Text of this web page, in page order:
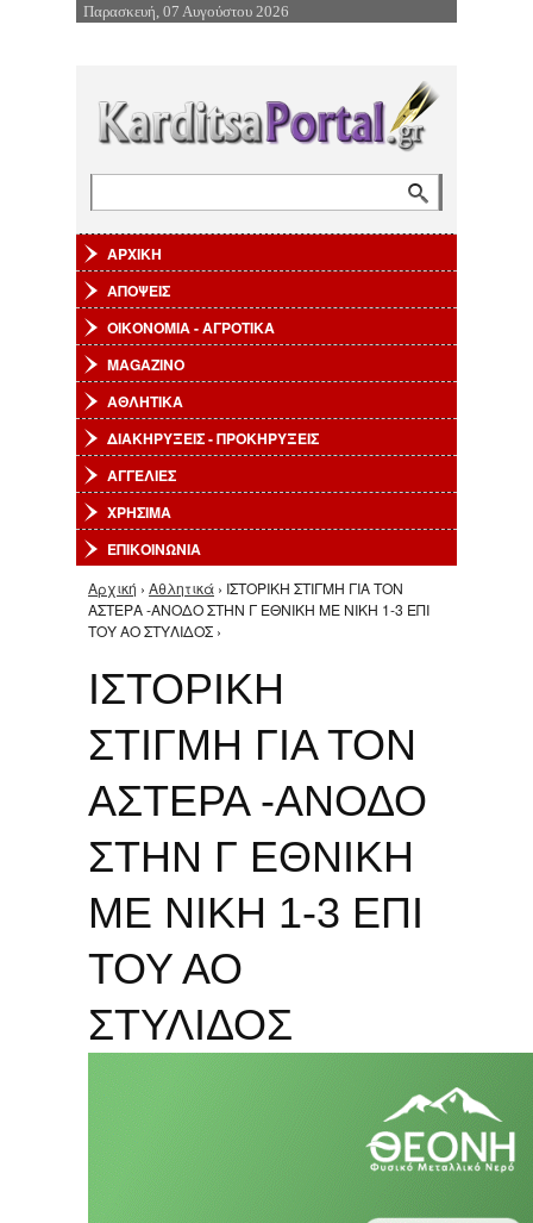
Επιστροφή στην Πλοήγηση
Παρασκευή, 07 Αυγούστου 2026
ΑΡΧΙΚΗ
ΑΠΟΨΕΙΣ
ΟΙΚΟΝΟΜΙΑ - ΑΓΡΟΤΙΚΑ
MAGAZINO
ΑΘΛΗΤΙΚΑ
ΔΙΑΚΗΡΥΞΕΙΣ - ΠΡΟΚΗΡΥΞΕΙΣ
ΑΓΓΕΛΙΕΣ
ΧΡΗΣΙΜΑ
ΕΠΙΚΟΙΝΩΝΙΑ
Είστε εδώ
Αρχική › Αθλητικά › ΙΣΤΟΡΙΚΗ ΣΤΙΓΜΗ ΓΙΑ ΤΟΝ
ΑΣΤΕΡΑ -ΑΝΟΔΟ ΣΤΗΝ Γ ΕΘΝΙΚΗ ΜΕ ΝΙΚΗ 1-3 ΕΠΙ
ΤΟΥ ΑΟ ΣΤΥΛΙΔΟΣ ›
ΙΣΤΟΡΙΚΗ
ΣΤΙΓΜΗ ΓΙΑ ΤΟΝ
ΑΣΤΕΡΑ -ΑΝΟΔΟ
ΣΤΗΝ Γ ΕΘΝΙΚΗ
ΜΕ ΝΙΚΗ 1-3 ΕΠΙ
ΤΟΥ ΑΟ
ΣΤΥΛΙΔΟΣ